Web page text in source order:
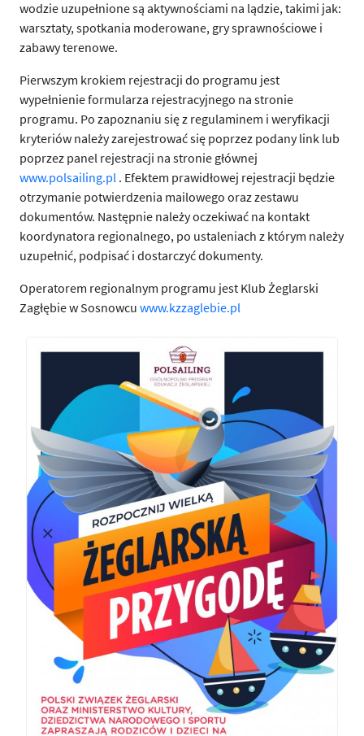
wodzie uzupełnione są aktywnościami na lądzie, takimi jak:
warsztaty, spotkania moderowane, gry sprawnościowe i
zabawy terenowe.
Pierwszym krokiem rejestracji do programu jest
wypełnienie formularza rejestracyjnego na stronie
programu. Po zapoznaniu się z regulaminem i weryfikacji
kryteriów należy zarejestrować się poprzez podany link lub
poprzez panel rejestracji na stronie głównej
www.polsailing.pl . Efektem prawidłowej rejestracji będzie
otrzymanie potwierdzenia mailowego oraz zestawu
dokumentów. Następnie należy oczekiwać na kontakt
koordynatora regionalnego, po ustaleniach z którym należy
uzupełnić, podpisać i dostarczyć dokumenty.
Operatorem regionalnym programu jest Klub Żeglarski
Zagłębie w Sosnowcu www.kzzaglebie.pl